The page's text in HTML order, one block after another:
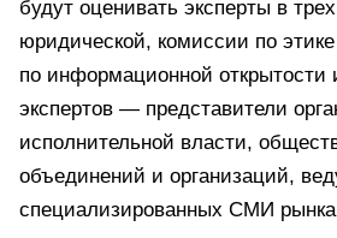
будут оценивать эксперты в
юридической, комиссии по
по информационной открытости
экспертов — представители
исполнительной власти,
объединений и организаций,
специализированных СМИ